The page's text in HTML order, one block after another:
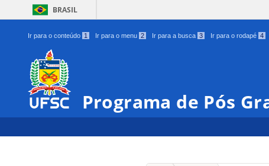
BRASIL
Ir para o conteúdo 1 Ir para o menu 2 Ir para a busca 3 Ir para o rodapé 4
Programa de Pós